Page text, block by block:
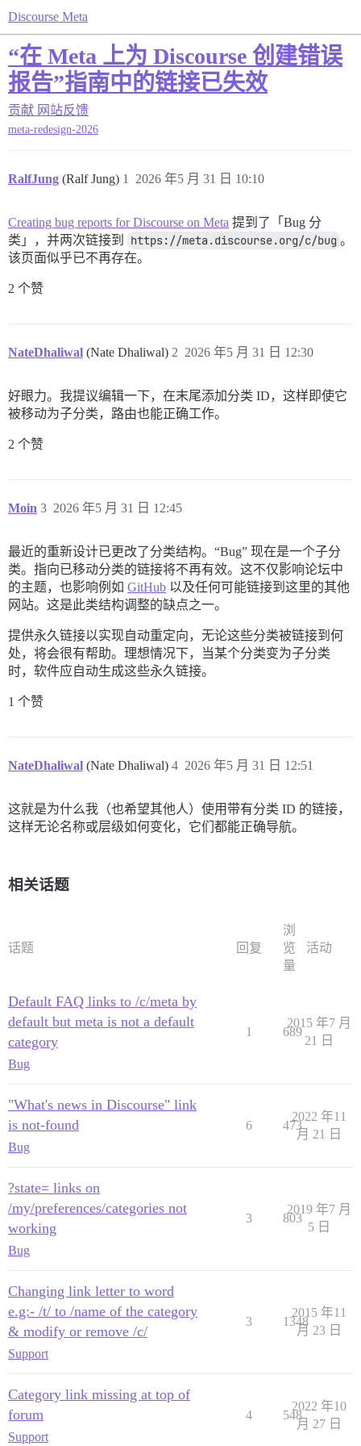
Discourse Meta
“在 Meta 上为 Discourse 创建错误
报告”指南中的链接已失效
贡献 网站反馈
meta-redesign-2026
RalfJung (Ralf Jung) 2026 年5 月 31 日 10:10
1
Creating bug reports for Discourse on Meta 提到了「Bug 分
类」，并两次链接到
https://meta.discourse.org/c/bug 。
该页面似乎已不再存在。
2 个赞
NateDhaliwal (Nate Dhaliwal) 2026 年5 月 31 日 12:30
2
好眼力。我提议编辑一下，在末尾添加分类 ID，这样即使它
被移动为子分类，路由也能正确工作。
2 个赞
Moin 2026 年5 月 31 日 12:45
3
最近的重新设计已更改了分类结构。“Bug” 现在是一个子分
类。指向已移动分类的链接将不再有效。这不仅影响论坛中
的主题，也影响例如 GitHub 以及任何可能链接到这里的其他
网站。这是此类结构调整的缺点之一。
提供永久链接以实现自动重定向，无论这些分类被链接到何
处，将会很有帮助。理想情况下，当某个分类变为子分类
时，软件应自动生成这些永久链接。
1 个赞
NateDhaliwal (Nate Dhaliwal) 2026 年5 月 31 日 12:51
4
这就是为什么我（也希望其他人）使用带有分类 ID 的链接，
这样无论名称或层级如何变化，它们都能正确导航。
相关话题
话题 回复
浏
览
量
活动
Default FAQ links to /c/meta by
default but meta is not a default
category
Bug
1 689
2015 年7 月
21 日
"What's news in Discourse" link
is not-found
Bug
6 473
2022 年11
月 21 日
?state= links on
/my/preferences/categories not
working
Bug
3 803
2019 年7 月
5 日
Changing link letter to word
e.g:- /t/ to /name of the category
& modify or remove /c/
Support
3 1348
2015 年11
月 23 日
Category link missing at top of
forum
Support
4 548
2022 年10
月 27 日